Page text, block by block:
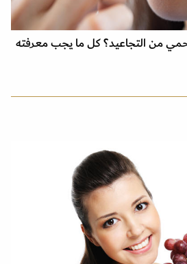
من التجاعيد؟ كل ما يجب معرفته